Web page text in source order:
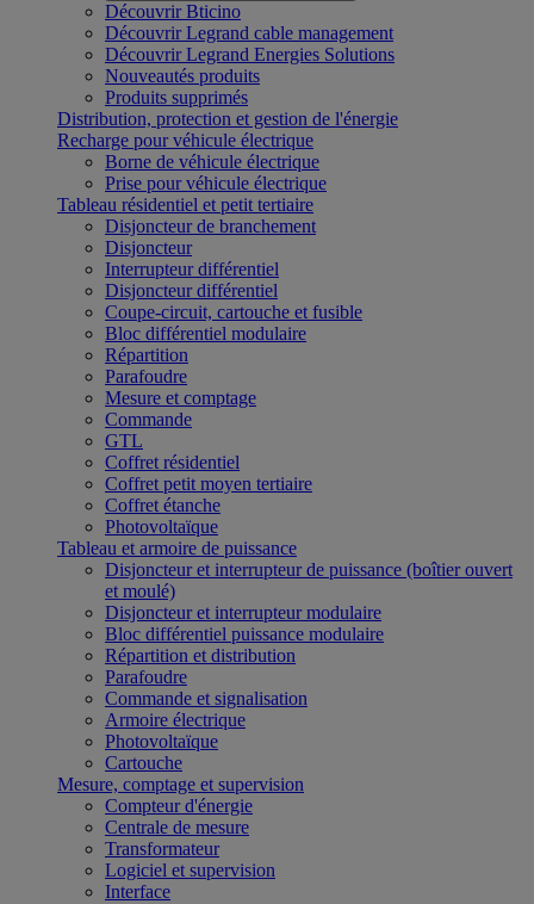
Découvrir Bticino
Découvrir Legrand cable management
Découvrir Legrand Energies Solutions
Nouveautés produits
Produits supprimés
Distribution, protection et gestion de l'énergie
Recharge pour véhicule électrique
Borne de véhicule électrique
Prise pour véhicule électrique
Tableau résidentiel et petit tertiaire
Disjoncteur de branchement
Disjoncteur
Interrupteur différentiel
Disjoncteur différentiel
Coupe-circuit, cartouche et fusible
Bloc différentiel modulaire
Répartition
Parafoudre
Mesure et comptage
Commande
GTL
Coffret résidentiel
Coffret petit moyen tertiaire
Coffret étanche
Photovoltaïque
Tableau et armoire de puissance
Disjoncteur et interrupteur de puissance (boîtier ouvert
et moulé)
Disjoncteur et interrupteur modulaire
Bloc différentiel puissance modulaire
Répartition et distribution
Parafoudre
Commande et signalisation
Armoire électrique
Photovoltaïque
Cartouche
Mesure, comptage et supervision
Compteur d'énergie
Centrale de mesure
Transformateur
Logiciel et supervision
Interface